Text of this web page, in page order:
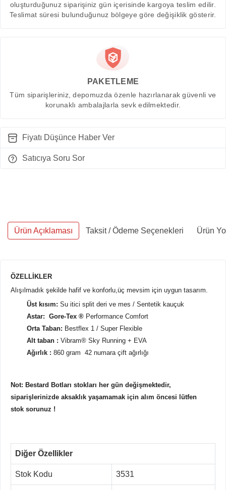
oluşturduğunuz siparişiniz gün içerisinde kargoya teslim edilir.
Teslimat süresi bulunduğunuz bölgeye göre değişiklik gösterir.
PAKETLEME
Tüm siparişleriniz, depomuzda özenle hazırlanarak güvenli ve
korunaklı ambalajlarla sevk edilmektedir.
Fiyatı Düşünce Haber Ver
Satıcıya Soru Sor
Ürün Açıklaması Taksit / Ödeme Seçenekleri Ürün
ÖZELLİKLER
Alışılmadık şekilde hafif ve konforlu,üç mevsim için uygun tasarım.
Üst kısım: Su itici split deri ve mes / Sentetik kauçuk
Astar: Gore-Tex ® Performance Comfort
Orta Taban: Bestflex 1 / Super Flexible
Alt taban : Vibram® Sky Running + EVA
Ağırlık : 860 gram 42 numara çift ağırlığı
Not: Bestard Botları stokları her gün değişmektedir,
siparişlerinizde aksaklık yaşamamak için alım öncesi lütfen
stok sorunuz !
Diğer Özellikler
Stok Kodu 3531